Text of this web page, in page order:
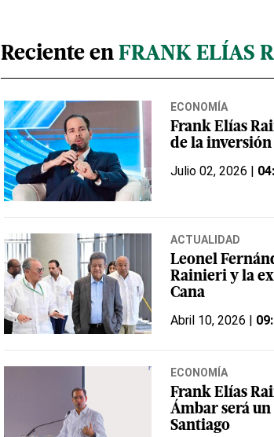
Reciente en FRANK ELÍAS
ECONOMÍA
Frank Elías
de la
Julio 02, 2026 |
ACTUALIDAD
Leonel
Rainieri y la
Cana
Abril 10, 2026 |
ECONOMÍA
Frank Elías
Ámbar será
Santiago